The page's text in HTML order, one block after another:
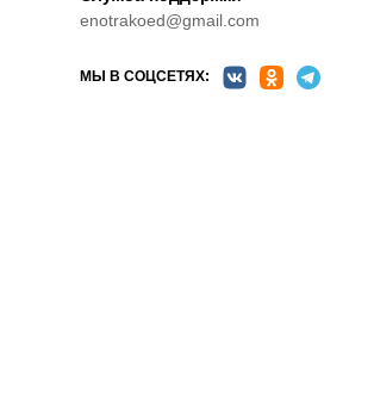
enotrakoed@gmail.com
МЫ В СОЦСЕТЯХ: